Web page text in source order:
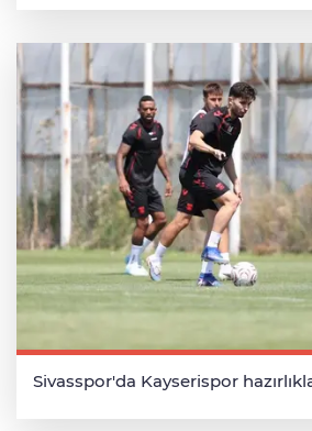
Sivasspor'da Kayserispor